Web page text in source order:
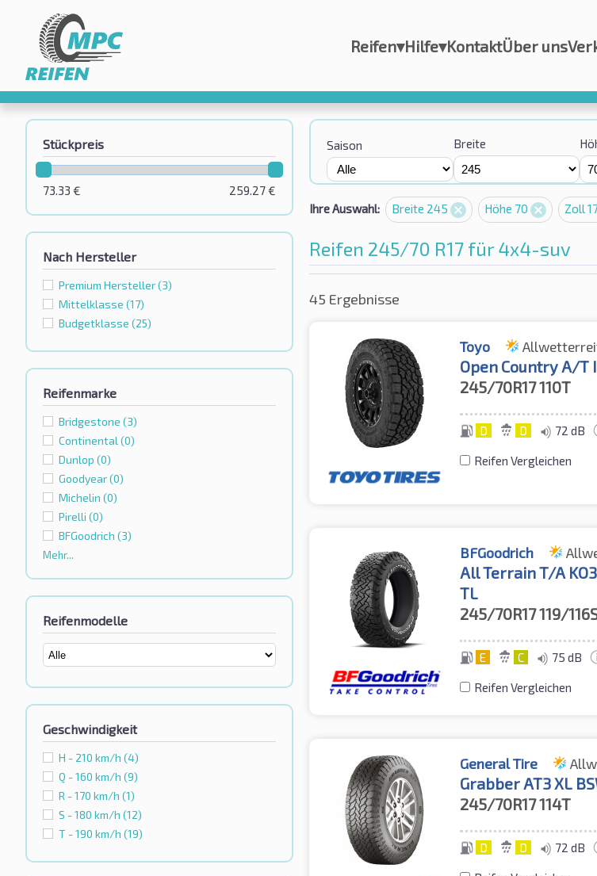
Reifen▾Hilfe▾KontaktÜber uns
Stückpreis
259.27€
73.33 €
Nach Hersteller
Premium Hersteller(3)
Mittelklasse (17)
Budgetklassе (25)
Reifenmarke
Bridgestone (3)
Continental (0)
Dunlop (0)
Goodyear(0)
Michelin (0)
Pirelli (0)
BFGoodrich (3)
Mehr...
Reifenmodelle
Geschwindigkeit
H - 210 km/h (4)
Q - 160 km/h (9)
R - 170 km/h (1)
S - 180 km/h (12)
T - 190 km/h (19)
Saison Breite
Ihre Auswahl: Breite 245 Höhe 70 Zoll
Reifen 245/70 R17 für 4x4-suv
45 Ergebnisse
Toyo
Open Country A/T
245/70R17110T
D D 72 dB
Reifen Vergleichen
BFGoodrich
All Terrain T/A
TL
245/70R17119/
E C 75 dB
Reifen Vergleichen
General Tire
Grabber AT3 XL
245/70R17114T
D D 72 dB